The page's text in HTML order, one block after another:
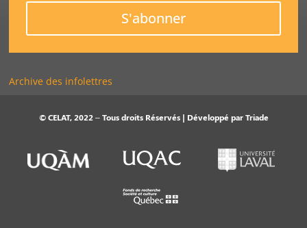
S'abonner
Archive des infolettres
© CELAT, 2022 – Tous droits Réservés | Développé parTriade